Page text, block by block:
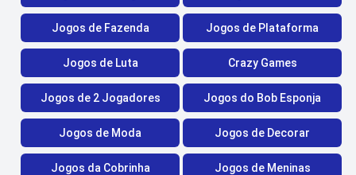
Jogos de Fazenda Jogos de Plataforma
Jogos de Luta Crazy Games
Jogos de 2 Jogadores Jogos do Bob Esponja
Jogos de Moda Jogos de Decorar
Jogos da Cobrinha Jogos de Meninas